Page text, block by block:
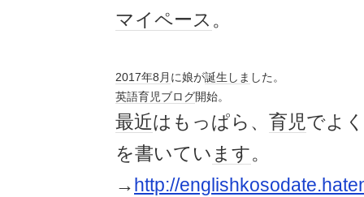
マイペース 。
2017年8月 に娘が誕生 しま した。
英語育児ブログ開始。
最近はもっぱら、 育児でよ
を書いてい ます。
→ http://